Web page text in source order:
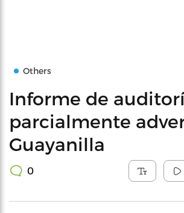
Others
Informe de
parcialmente
Guayanilla
0